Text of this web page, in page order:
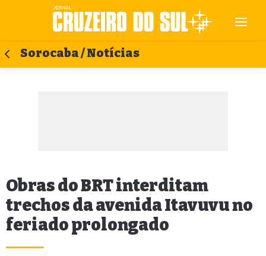
Sorocaba / Notícias
Obras do BRT interditam
trechos da avenida Itavuvu no
feriado prolongado